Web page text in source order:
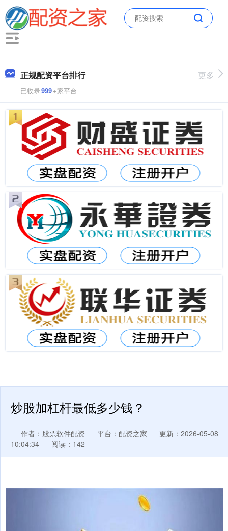
正规配资平台排行
已收录999+家平台
更多
炒股加杠杆最低多少钱？
作者：股票软件配资 平台：配资之家
更新：2026-05-08
10:04:34
阅读：142